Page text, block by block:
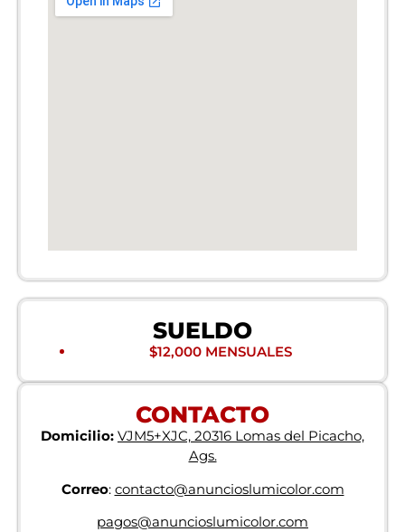
SUELDO
$12,000 MENSUALES
CONTACTO
Domicilio: VJM5+XJC, 20316 Lomas del Picacho,
Ags.
Correo: contacto@anuncioslumicolor.com
pagos@anuncioslumicolor.com